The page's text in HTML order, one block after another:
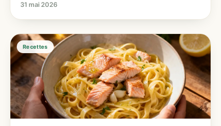
31 mai 2026
Recettes